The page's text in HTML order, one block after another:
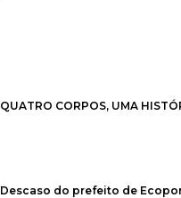
QUATRO CORPOS, UMA
Descaso do prefeito de